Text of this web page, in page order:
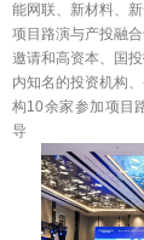
能网联、新材料、
项目路演与产投融
邀请和高资本、国
内知名的投资机构
构10余家参加项目
导